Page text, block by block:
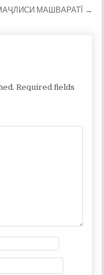
МАШВАРАТЇ →
Required fields